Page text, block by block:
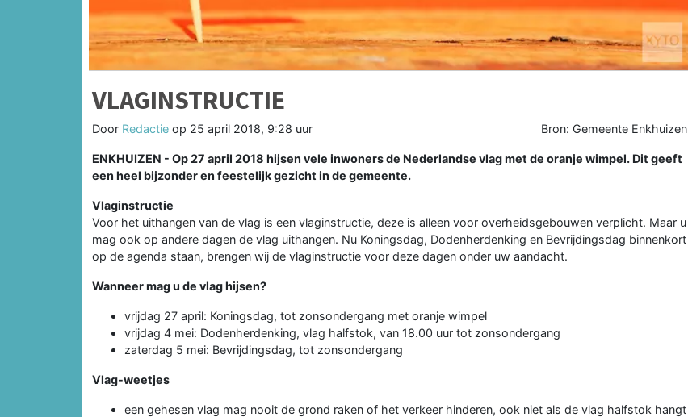
VLAGINSTRUCTIE
Door Redactie op 25 april 2018, 9:28 uur Bron: Gemeente Enkhuizen
ENKHUIZEN - Op 27 april 2018 hijsen vele inwoners de Nederlandse vlag met de oranje wimpel. Dit geeft
een heel bijzonder en feestelijk gezicht in de gemeente.
Vlaginstructie
Voor het uithangen van de vlag is een vlaginstructie, deze is alleen voor overheidsgebouwen verplicht. Maar u
mag ook op andere dagen de vlag uithangen. Nu Koningsdag, Dodenherdenking en Bevrijdingsdag binnenkort
op de agenda staan, brengen wij de vlaginstructie voor deze dagen onder uw aandacht.
Wanneer mag u de vlag hijsen?
vrijdag 27 april: Koningsdag, tot zonsondergang met oranje wimpel
vrijdag 4 mei: Dodenherdenking, vlag halfstok, van 18.00 uur tot zonsondergang
zaterdag 5 mei: Bevrijdingsdag, tot zonsondergang
Vlag-weetjes
een gehesen vlag mag nooit de grond raken of het verkeer hinderen, ook niet als de vlag halfstok hangt